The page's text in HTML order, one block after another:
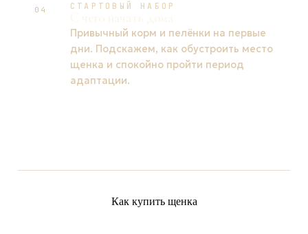
04 СТАРТОВЫЙ НАБОР
Привычный корм и пелёнки на первые
дни. Подскажем, как обустроить место
щенка и спокойно пройти период
адаптации.
Как купить щенка